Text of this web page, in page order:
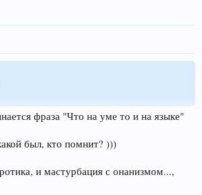
фраза "Что на уме то и на языке"
был, кто помнит? )))
и мастурбация с онанизмом...,